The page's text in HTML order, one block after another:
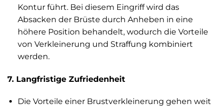
Kontur führt. Bei diesem Eingriff wird das
Absacken der Brüste durch Anheben in eine
höhere Position behandelt, wodurch die Vorteile
von Verkleinerung und Straffung kombiniert
werden.
7. Langfristige Zufriedenheit
Die Vorteile einer Brustverkleinerung gehen weit